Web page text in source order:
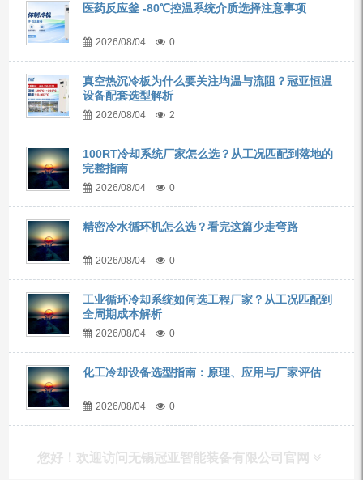
医药反应釜 -80℃控温系统介质选择注意事项
2026/08/04 0
真空热沉冷板为什么要关注均温与流阻？冠亚恒温
设备配套选型解析
2026/08/04 2
100RT冷却系统厂家怎么选？从工况匹配到落地的
完整指南
2026/08/04 0
精密冷水循环机怎么选？看完这篇少走弯路
2026/08/04 0
工业循环冷却系统如何选工程厂家？从工况匹配到
全周期成本解析
2026/08/04 0
化工冷却设备选型指南：原理、应用与厂家评估
2026/08/04 0
您好！欢迎访问无锡冠亚智能装备有限公司官网